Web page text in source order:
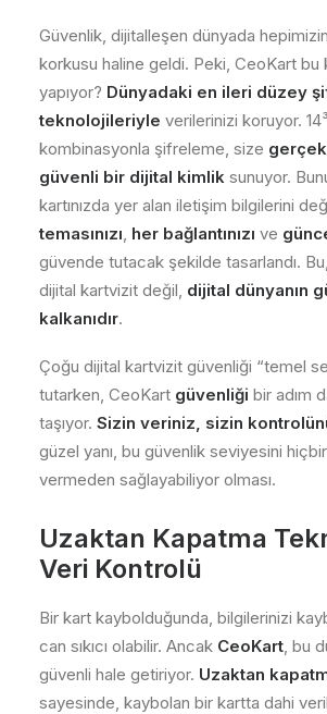
Güvenlik, dijitalleşen dünyada
korkusu haline geldi. Peki, CeoKart bu
yapıyor? Dünyadaki en ileri düzey
teknolojileriyle verilerinizi koruyor.
kombinasyonla şifreleme, size
güvenli bir dijital kimlik sunuyor.
kartınızda yer alan iletişim bilgilerini
temasınızı, her bağlantınızı ve
güvende tutacak şekilde tasarlandı.
dijital kartvizit değil, dijital dünyanın
kalkanıdır.
Çoğu dijital kartvizit güvenliği “temel
tutarken, CeoKart güvenliği bir adım
taşıyor. Sizin veriniz, sizin
güzel yanı, bu güvenlik seviyesini
vermeden sağlayabiliyor olması.
Uzaktan Kapatma
Veri Kontrolü
Bir kart kaybolduğunda, bilgilerinizi
can sıkıcı olabilir. Ancak CeoKart, bu
güvenli hale getiriyor. Uzaktan
sayesinde, kaybolan bir kartta dahi